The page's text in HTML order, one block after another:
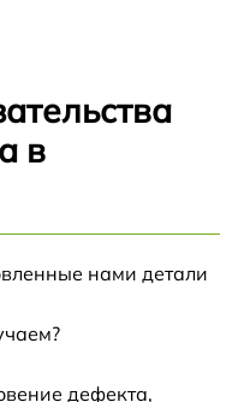
в
нами детали
дефекта,